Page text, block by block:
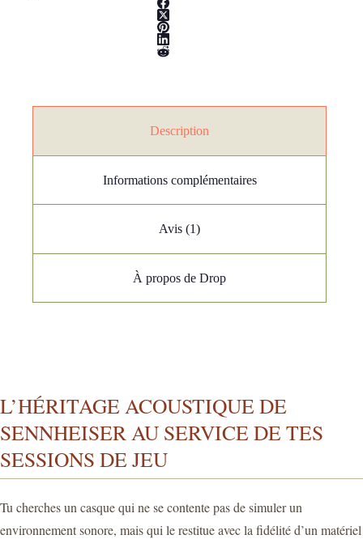
Description
Informations complémentaires
Avis (1)
À propos de Drop
L’HÉRITAGE ACOUSTIQUE DE
SENNHEISER AU SERVICE DE TES
SESSIONS DE JEU
Tu cherches un casque qui ne se contente pas de simuler un
environnement sonore, mais qui le restitue avec la fidélité d’un matériel